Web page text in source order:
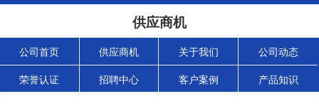
供应商机
公司首页 供应商机 关于我们 公司动态
荣誉认证 招聘中心 客户案例 产品知识